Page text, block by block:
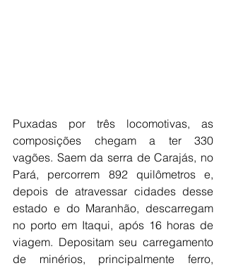
Puxadas por três locomotivas, as
composições chegam a ter 330
vagões. Saem da serra de Carajás, no
Pará, percorrem 892 quilômetros e,
depois de atravessar cidades desse
estado e do Maranhão, descarregam
no porto em Itaqui, após 16 horas de
viagem. Depositam seu carregamento
de minérios, principalmente ferro,